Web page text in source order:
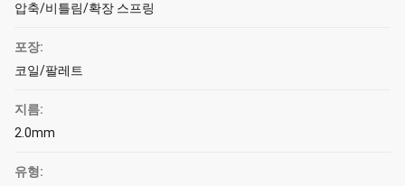
압축/비틀림/확장 스프링
포장:
코일/팔레트
지름:
2.0mm
유형: